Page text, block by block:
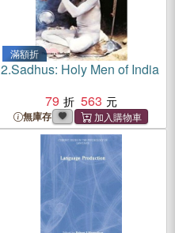
滿額折
2.Sadhus: Holy Men of India
79
563
無庫存